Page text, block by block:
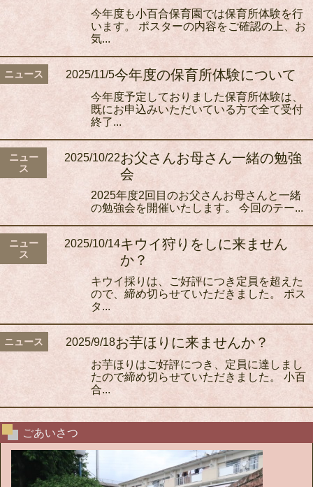
今年度も小百合保育園では保育所体験を行
います。 ポスターの内容をご確認の上、お
気...
ニュース 2025/11/5今年度の保育所体験について
今年度予定しておりました保育所体験は、
既にお申込みいただいている方で全て受付
終了...
ニュー
ス
2025/10/22お父さんお母さん一緒の勉強
会
2025年度2回目のお父さんお母さんと一緒
の勉強会を開催いたします。 今回のテー...
ニュー
ス
2025/10/14キウイ狩りをしに来ません
か？
キウイ採りは、ご好評につき定員を超えた
ので、締め切らせていただきました。 ポス
タ...
ニュース 2025/9/18お芋ほりに来ませんか？
お芋ほりはご好評につき、定員に達しまし
たので締め切らせていただきました。 小百
合...
ごあいさつ